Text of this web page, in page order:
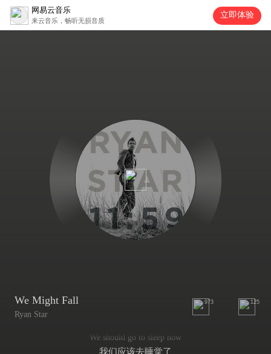
网易云音乐
来云音乐，畅听无损音质
立即体验
We Might Fall
Ryan Star
973 125
We should go to sleep now
我们应该去睡觉了